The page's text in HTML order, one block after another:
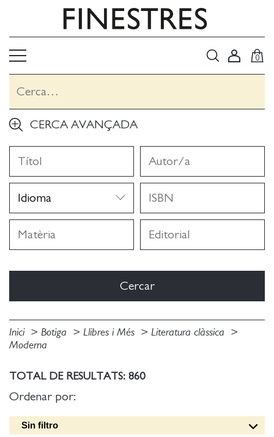
0
CERCA AVANÇADA
Inici Botiga Llibres i Més
Literatura clàssica
Moderna
TOTAL DE RESULTATS: 860
Ordenar por:
Sin filtro